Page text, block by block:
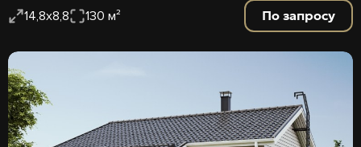
14,8х8,8 130 м² По запросу